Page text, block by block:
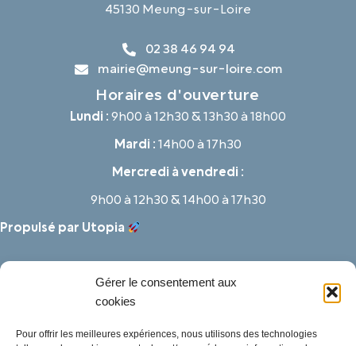
Gérer le consentement aux
cookies
Pour offrir les meilleures expériences, nous utilisons des technologies
45130 Meung-sur-Loire
02 38 46 94 94
mairie@meung-sur-loire.com
Horaires d'ouverture
Lundi :9h00 à 12h30 & 13h30 à 18h00
Mardi :14h00 à 17h30
Mercredi à vendredi :
9h00 à 12h30 & 14h00 à 17h30
Propulsé par Utopia